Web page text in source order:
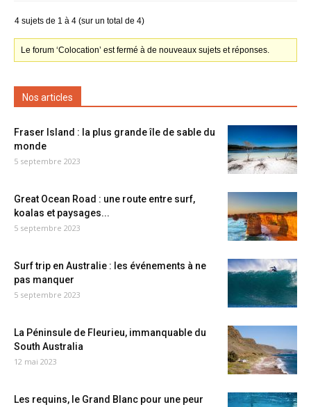
4 sujets de 1 à 4 (sur un total de 4)
Le forum ‘Colocation’ est fermé à de nouveaux sujets et réponses.
Nos articles
Fraser Island : la plus grande île de sable du
monde
5 septembre 2023
Great Ocean Road : une route entre surf,
koalas et paysages...
5 septembre 2023
Surf trip en Australie : les événements à ne
pas manquer
5 septembre 2023
La Péninsule de Fleurieu, immanquable du
South Australia
12 mai 2023
Les requins, le Grand Blanc pour une peur